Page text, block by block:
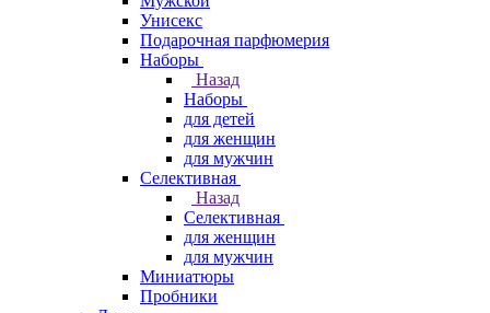
Унисекс
Подарочная парфюмерия
Наборы
Назад
Наборы
для детей
для женщин
для мужчин
Селективная
Назад
Селективная
для женщин
для мужчин
Миниатюры
Пробники